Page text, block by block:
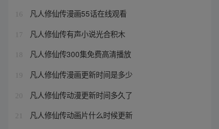
16 凡人修仙传漫画55话在线观看
17 凡人修仙传有声小说光合积木
18 凡人修仙传300集免费高清播放
19 凡人修仙传漫画更新时间是多少
20 凡人修仙传动漫更新时间多久了
21 凡人修仙传动画片什么时候更新